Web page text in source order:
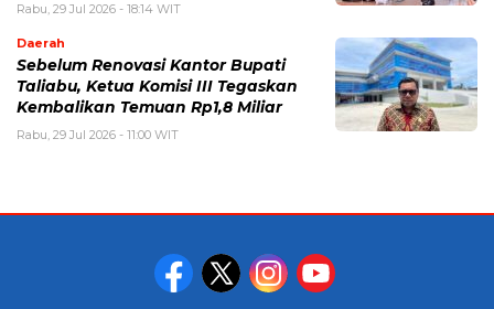
Rabu, 29 Jul 2026 - 18:14 WIT
Daerah
Sebelum Renovasi Kantor Bupati
Taliabu, Ketua Komisi III Tegaskan
Kembalikan Temuan Rp1,8 Miliar
Rabu, 29 Jul 2026 - 11:00 WIT